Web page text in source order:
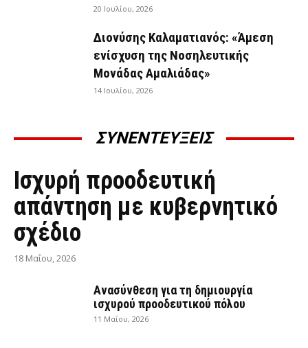
20 Ιουλίου, 2026
Διονύσης Καλαματιανός: «Άμεση
ενίσχυση της Νοσηλευτικής
Μονάδας Αμαλιάδας»
14 Ιουλίου, 2026
ΣΥΝΕΝΤΕΥΞΕΙΣ
ΣΥΝΕΝΤΕΎΞΕΙΣ
Ισχυρή προοδευτική
απάντηση με κυβερνητικό
σχέδιο
18 Μαΐου, 2026
Ανασύνθεση για τη δημιουργία
ισχυρού προοδευτικού πόλου
11 Μαΐου, 2026